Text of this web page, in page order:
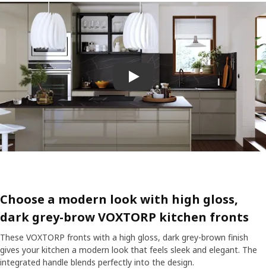
Prehrať video
Choose a modern look with high gloss,
dark grey-brow VOXTORP kitchen fronts
These VOXTORP fronts with a high gloss, dark grey-brown finish
gives your kitchen a modern look that feels sleek and elegant. The
integrated handle blends perfectly into the design.